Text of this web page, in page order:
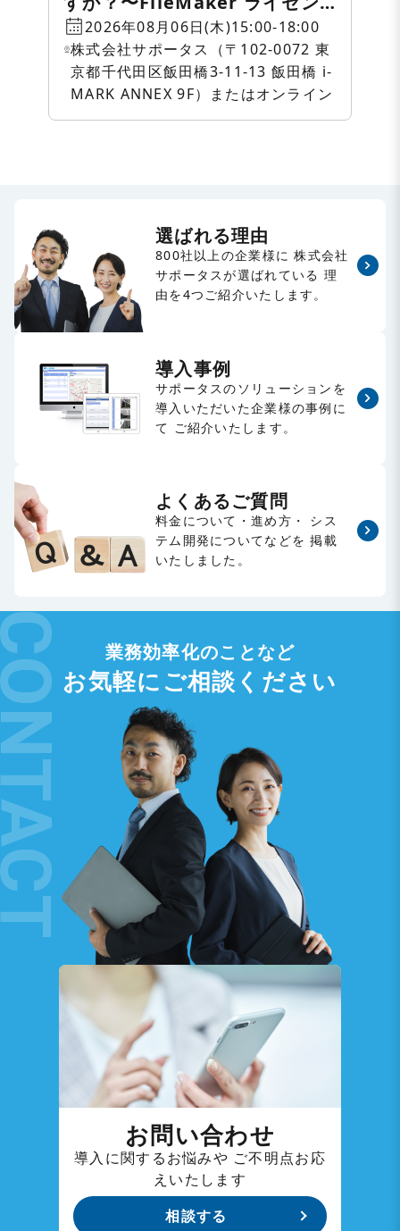
ス・クラウド相談会〜
2026年08月06日(木)15:00-18:00
株式会社サポータス（〒102-0072 東
京都千代田区飯田橋3-11-13 飯田橋 i-
MARK ANNEX 9F）またはオンライン
選ばれる理由
800社以上の企業様に 株式会社
サポータスが選ばれている 理
由を4つご紹介いたします。
導入事例
サポータスのソリューションを
導入いただいた企業様の事例に
て ご紹介いたします。
よくあるご質問
料金について・進め方・
シス
テム開発についてなどを 掲載
いたしました。
業務効率化のことなど
お気軽にご相談ください
お問い合わせ
導入に関するお悩みや ご不明点お応
えいたします
相談する